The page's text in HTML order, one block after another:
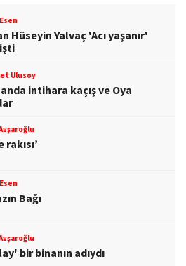
Hüseyin Yalvaç 'Acı yaşanır'
Ulusoy
intihara kaçış ve Oya
rakısı’
Bağı
bir binanın adıydı